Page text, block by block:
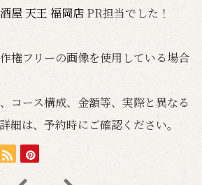
屋 天王 福岡店 PR担当でした！
権フリーの画像を使用している場合
コース構成、金額等、実際と異なる
細は、予約時にご確認ください。